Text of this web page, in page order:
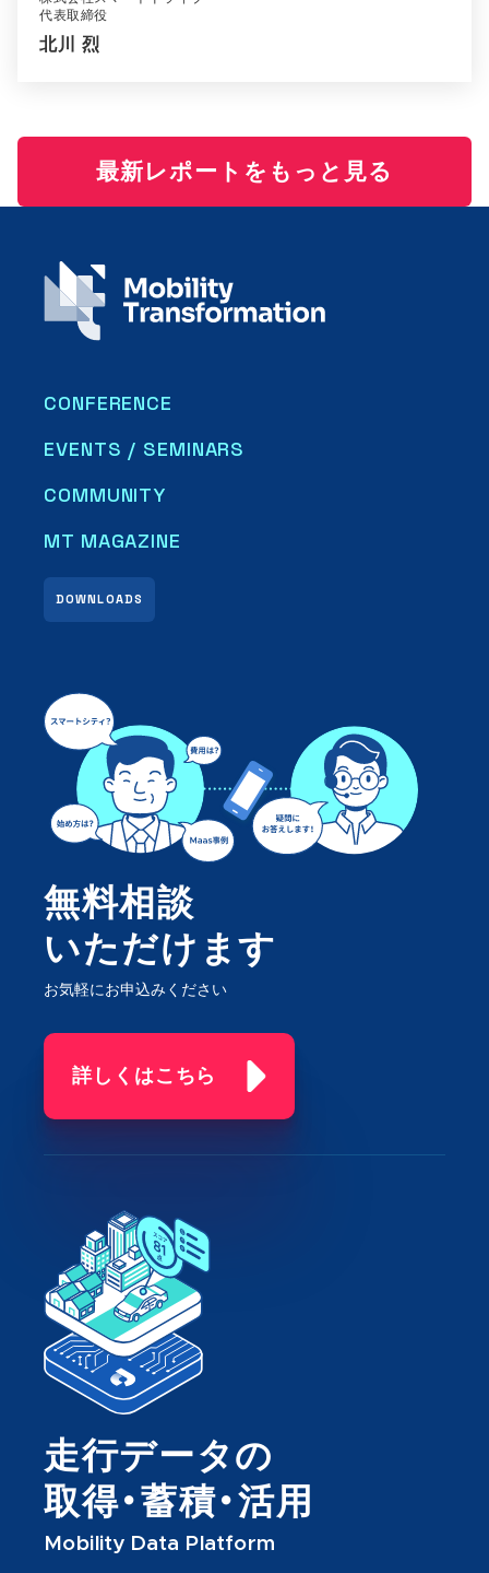
代表取締役
北川 烈
最新レポートをもっと見る
CONFERENCE
EVENTS / SEMINARS
COMMUNITY
DOWNLOADS
MT MAGAZINE
無料相談
いただけます
お気軽にお申込みください
詳しくはこちら
走行データの
取得・蓄積・活用
Mobility Data Platform